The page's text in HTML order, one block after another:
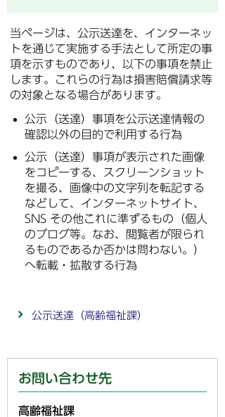
当ページは、公示送達を、インターネッ
トを通じて実施する手法として所定の事
項を示すものであり、以下の事項を禁止
します。これらの行為は損害賠償請求等
の対象となる場合があります。
公示（送達）事項を公示送達情報の
確認以外の目的で利用する行為
公示（送達）事項が表示された画像
をコピーする、スクリーンショット
を撮る、画像中の文字列を転記する
などして、インターネットサイト、
SNS その他これに準ずるもの（個人
のブログ等。なお、閲覧者が限られ
るものであるか否かは問わない。）
へ転載・拡散する行為
公示送達（高齢福祉課）
お問い合わせ先
高齢福祉課